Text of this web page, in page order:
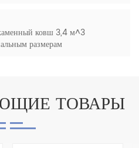
ковш 3,4 м^3
размерам
ТОВАРЫ